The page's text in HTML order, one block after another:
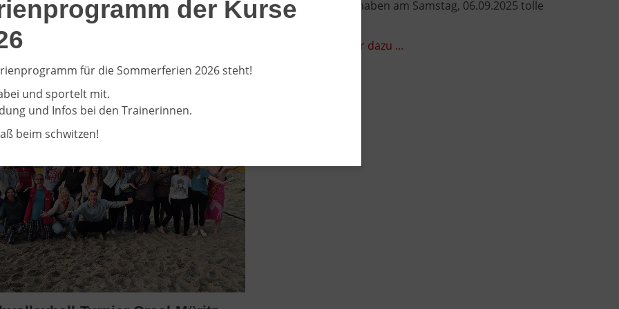
Bilder vom Volleyball-Turnier der Frauen
07.09.2025.
mal reinklicken ...
Auch die Männer haben am Samstag, 06.09.2025 tolle
Spiele gezeigt.
Hier sind die Bilder dazu ...
der Kurse
für die Sommerferien 2026 steht!
und sportelt mit.
und Infos bei den Trainerinnen.
beim schwitzen!